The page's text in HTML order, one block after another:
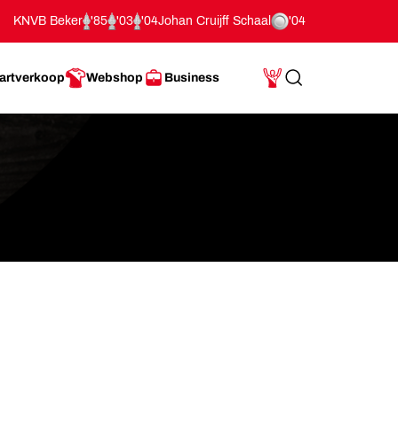
KNVB Beker '85 '03 '04Johan Cruijff Schaal '04
Webshop Business
Mijn Account
Search